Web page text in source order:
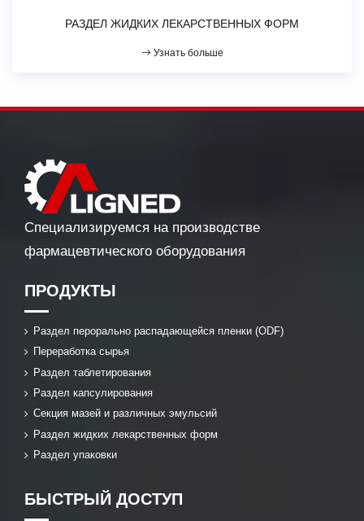
РАЗДЕЛ ЖИДКИХ ЛЕКАРСТВЕННЫХ ФОРМ
Узнать больше
Специализируемся на производстве
фармацевтического оборудования
ПРОДУКТЫ
Раздел перорально распадающейся пленки (ODF)
Переработка сырья
Раздел таблетирования
Раздел капсулирования
Секция мазей и различных эмульсий
Раздел жидких лекарственных форм
Раздел упаковки
БЫСТРЫЙ ДОСТУП